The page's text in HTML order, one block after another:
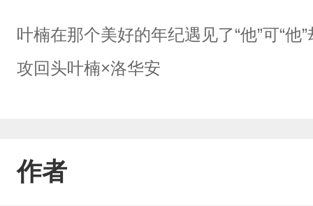
叶楠在那个美好的年纪遇见了“他”可“
攻回头叶楠×洛华安
作者